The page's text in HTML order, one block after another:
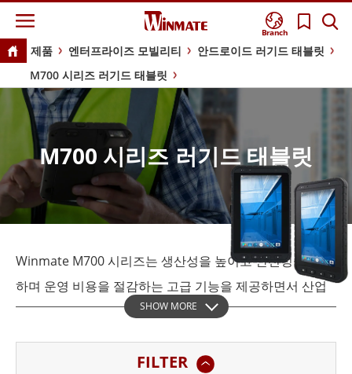
Branch
제품 엔터프라이즈 모빌리티
안드로이드 러기드 태블릿
M700 시리즈 러기드 태블릿
M700 시리즈 러기드 태블릿
Winmate M700 시리즈는 생산성을 높이고 안전성을 강화
하며 운영 비용을 절감하는 고급 기능을 제공하면서 산업
용으로 견딜 수 있도록 설계된 컴팩트하고 견고한 안드로
및 방수 기능을 갖추고 있으며 무선 연결 옵션이 제공됩니
SHOW MORE
FILTER